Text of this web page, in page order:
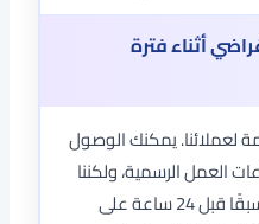
أثناء فترة
لعملائنا. يمكنك الوصول
العمل الرسمية، ولكننا
نفضل أن يتم التنسيق معنا مسبقًا قبل 24 ساعة على